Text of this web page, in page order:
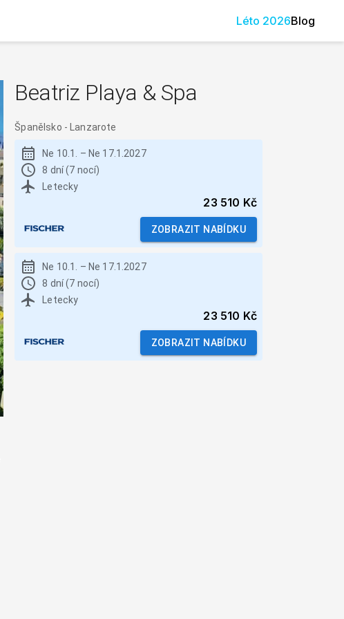
Léto 2026Blog
Beatriz Playa & Spa
Španělsko - Lanzarote
Ne 10.1. – Ne 17.1.2027
8 dní (7 nocí)
Letecky
23 510 Kč
ZOBRAZIT NABÍDKU
Ne 10.1. – Ne 17.1.2027
8 dní (7 nocí)
Letecky
23 510 Kč
ZOBRAZIT NABÍDKU